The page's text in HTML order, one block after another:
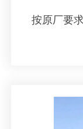
按原厂要